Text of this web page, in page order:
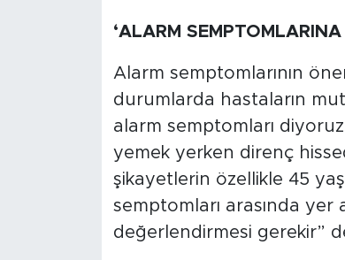
‘ALARM
Alarm semptomlarının
durumlarda hastaların
alarm semptomları
yemek yerken direnç
şikayetlerin özellikle 45
semptomları arasında yer
değerlendirmesi gerekir”